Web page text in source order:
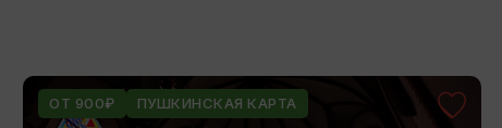
ОТ 900₽ ПУШКИНСКАЯ КАРТА